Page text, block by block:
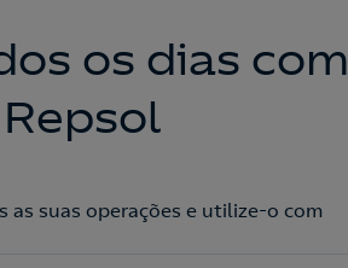
os dias com
as suas operações e utilize-o com